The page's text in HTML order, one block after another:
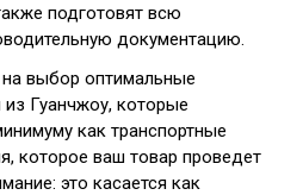
подготовят всю
документацию.
выбор оптимальные
Гуанчжоу, которые
как транспортные
которое ваш товар проведет
это касается как